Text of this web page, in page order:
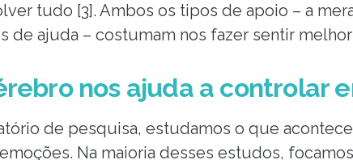
tudo [3]. Ambos os tipos de apoio – a
de ajuda – costumam nos fazer sentir
nos ajuda a controlar
de pesquisa, estudamos o que
Na maioria desses estudos,